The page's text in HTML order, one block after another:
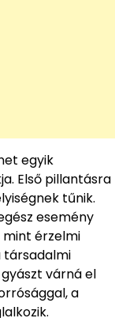
egyik
Első pillantásra
tűnik.
esemény
mint érzelmi
társadalmi
várná el
a